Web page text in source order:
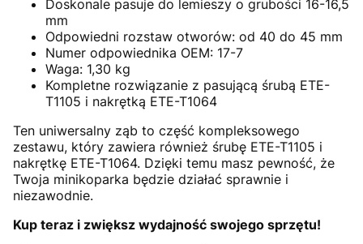
Doskonale pasuje do lemieszy o grubości 16-16,5
mm
Odpowiedni rozstaw otworów: od 40 do 45 mm
Numer odpowiednika OEM: 17-7
Waga: 1,30 kg
Kompletne rozwiązanie z pasującą śrubą ETE-
T1105 i nakrętką ETE-T1064
Ten uniwersalny ząb to część kompleksowego
zestawu, który zawiera również śrubę ETE-T1105 i
nakrętkę ETE-T1064. Dzięki temu masz pewność, że
Twoja minikoparka będzie działać sprawnie i
niezawodnie.
Kup teraz i zwiększ wydajność swojego sprzętu!